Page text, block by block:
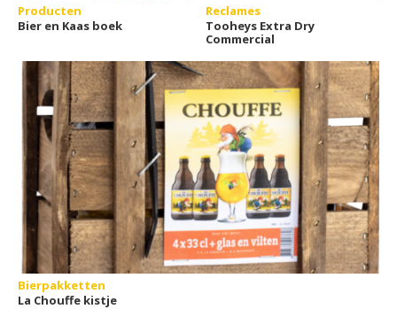
Producten
Bier en Kaas boek
Reclames
Tooheys Extra Dry
Commercial
Bierpakketten
La Chouffe kistje